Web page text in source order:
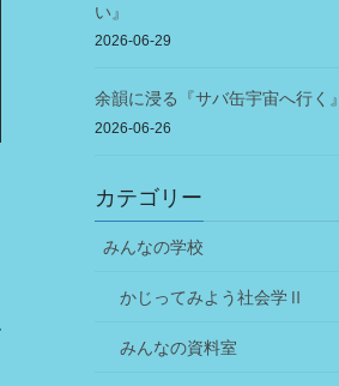
い』
2026-06-29
余韻に浸る『サバ缶宇宙へ行く』
2026-06-26
カテゴリー
みんなの学校
かじってみよう社会学Ⅱ
みんなの資料室